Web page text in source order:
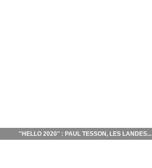
''HELLO 2020'' : PAUL TESSON, LES LANDES...